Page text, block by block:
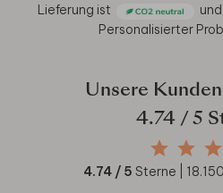
Lieferung ist
Personalisierter
Unsere
4.74/ 5
4.74 / 5 Sterne | 18.150